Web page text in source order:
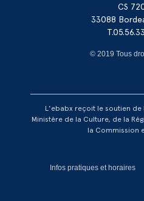
CS
33088
© 2019 Tous
L'ebabx reçoit le soutien
Ministère de la Culture, de la
la Commission
Réseaux footer
Infos pratiques et horaires